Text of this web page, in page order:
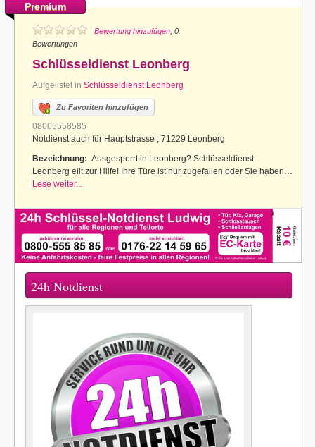
Premium
Bewertung hinzufügen , 0
Bewertungen
Schlüsseldienst Leonberg
Aufgelistet in Schlüsseldienst Leonberg
Zu Favoriten hinzufügen
08005558585
Notdienst auch für Hauptstrasse , 71229 Leonberg
Bezeichnung: Ausgesperrt in Leonberg? Schlüsseldienst
Leonberg eilt zur Hilfe! Ihre Türe ist nur zugefallen oder Sie haben…
Lese weiter...
24h Notdienst